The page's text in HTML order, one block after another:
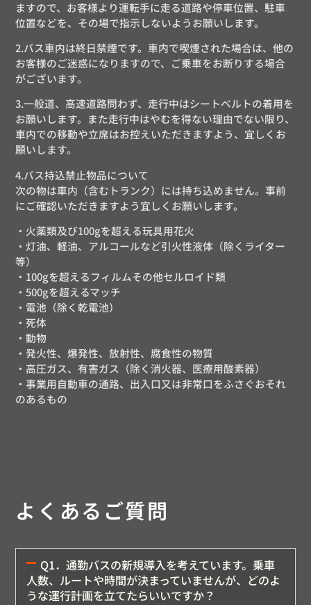
ますので、お客様より運転手に走る道路や停車位置、駐車
位置などを、その場で指示しないようお願いします。
2.バス車内は終日禁煙です。車内で喫煙された場合は、他の
お客様のご迷惑になりますので、ご乗車をお断りする場合
がございます。
3.一般道、高速道路問わず、走行中はシートベルトの着用を
お願いします。また走行中はやむを得ない理由でない限り、
車内での移動や立席はお控えいただきますよう、宜しくお
願いします。
4.バス持込禁止物品について
次の物は車内（含むトランク）には持ち込めません。事前
にご確認いただきますよう宜しくお願いします。
・火薬類及び100gを超える玩具用花火
・灯油、軽油、アルコールなど引火性液体（除くライター
等）
・100gを超えるフィルムその他セルロイド類
・500gを超えるマッチ
・電池（除く乾電池）
・死体
・動物
・発火性、爆発性、放射性、腐食性の物質
・高圧ガス、有害ガス（除く消火器、医療用酸素器）
・事業用自動車の通路、出入口又は非常口をふさぐおそれ
のあるもの
よくあるご質問
Q1．通勤バスの新規導入を考えています。乗車
人数、ルートや時間が決まっていませんが、どのよ
うな運行計画を立てたらいいですか？